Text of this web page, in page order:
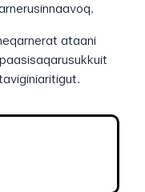
ataani